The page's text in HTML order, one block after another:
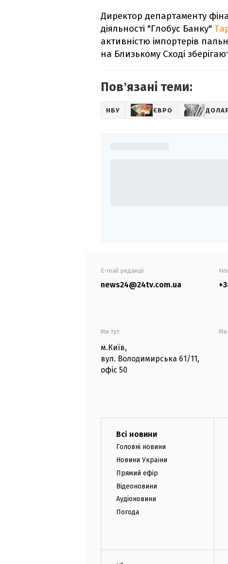
Директор департаменту
діяльності "Глобус Банку"
активністю імпортерів
на Близькому Сході
Повʼязані теми:
НБУ ЄВРО
E-mail редакції
news24@24tv.com.ua
Ми тут:
м.Київ,
вул. Володимирська 61/11,
офіс 50
Ми
Всі новини
Головні новини
Новини України
Прямий ефір
Відеоновини
Аудіоновини
Погода